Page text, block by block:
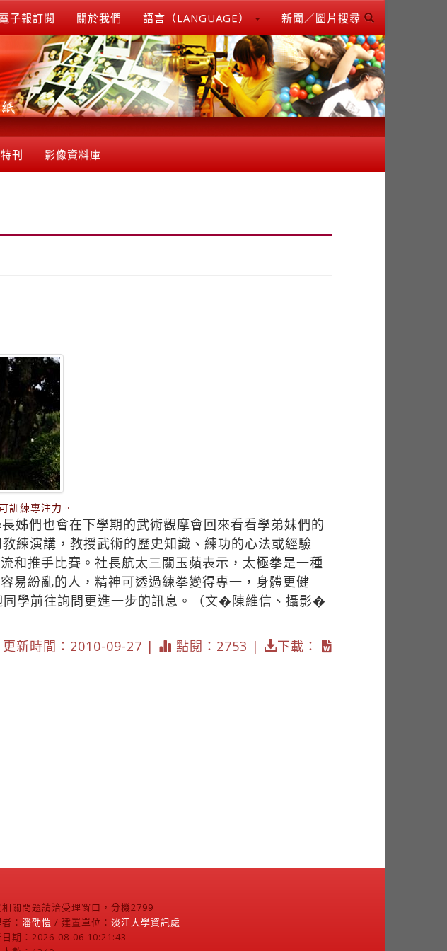
電子報訂閱 關於我們 語言（LANGUAGE） 新聞／圖片搜尋
特刊 影像資料庫
訓練專注力。
姊們也會在下學期的武術觀摩會回來看看學弟妹們的
練演講，教授武術的歷史知識、練功的心法或經驗
和推手比賽。社長航太三關玉蘋表示，太極拳是一種
易紛亂的人，精神可透過練拳變得專一，身體更健
學前往詢問更進一步的訊息。（文�陳維信、攝影�
更新時間：2010-09-27 | 點閱：2753 | 下載：
關問題請洽受理窗口，分機2799
： 潘劭愷 / 建置單位： 淡江大學資訊處
日期：2026-08-06 10:21:43